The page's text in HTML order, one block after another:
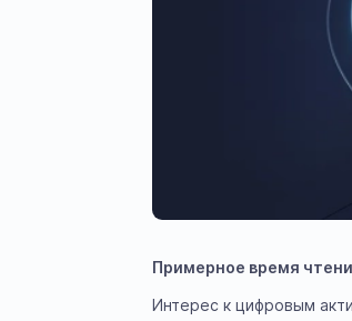
Примерное время
Интерес к цифровым